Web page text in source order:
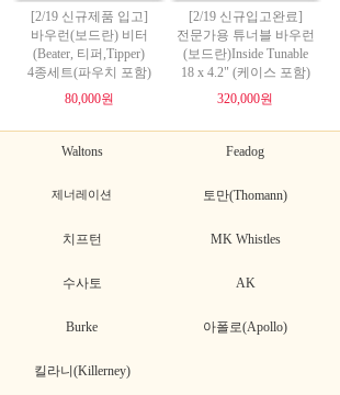
[2/19 신규제품 입고]
바우런(보드란) 비터
(Beater, 티퍼,Tipper)
4종세트(파우치 포함)
80,000원
[2/19 신규입고완료]
전문가용 튜너블 바우런
(보드란)Inside Tunable
18 x 4.2" (케이스 포함)
320,000원
Waltons Feadog
제너레이션 토만(Thomann)
치프턴 MK Whistles
수사토 AK
Burke 아폴로(Apollo)
킬라니(Killerney)